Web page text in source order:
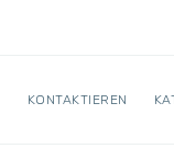
KONTAKTIEREN